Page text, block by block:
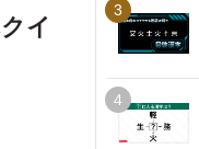
イ
3
4